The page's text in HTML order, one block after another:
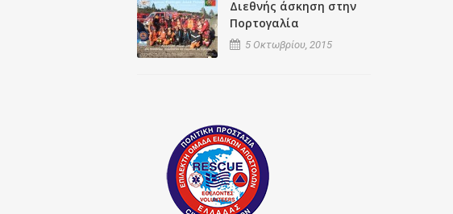
Διεθνής άσκηση στην
Πορτογαλία
5 Οκτωβρίου, 2015